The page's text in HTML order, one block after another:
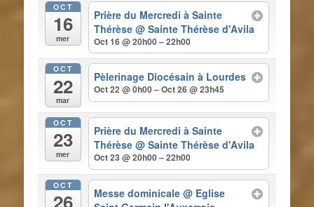
OCT
16
mer
Prière du Mercredi à Sainte
Thérèse@ Sainte Thérèse d'Avila
Oct 16 @ 20h00 – 22h00
OCT
22
mar
Pèlerinage Diocésain à Lourdes
Oct 22 @ 0h00 – Oct 26 @ 23h45
OCT
23
mer
Prière du Mercredi à Sainte
Thérèse@ Sainte Thérèse d'Avila
Oct 23 @ 20h00 – 22h00
OCT
26 Messe dominicale@ Eglise